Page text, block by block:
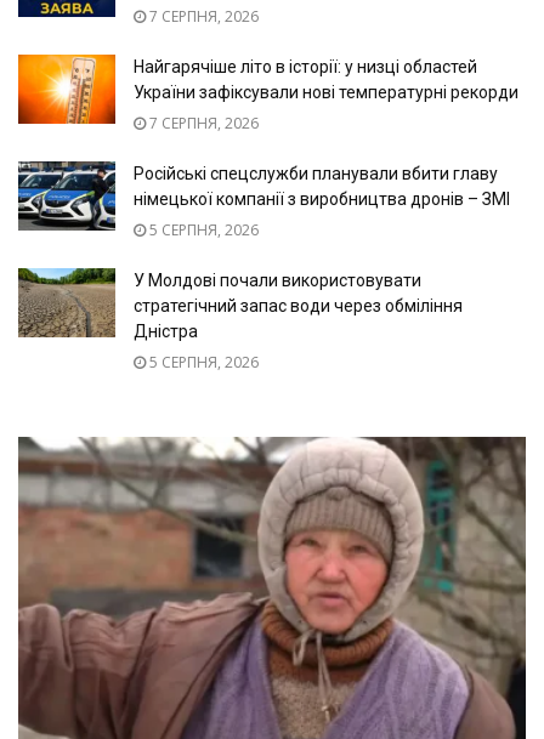
7 СЕРПНЯ, 2026
Найгарячіше літо в історії: у низці областей
України зафіксували нові температурні рекорди
7 СЕРПНЯ, 2026
Російські спецслужби планували вбити главу
німецької компанії з виробництва дронів – ЗМІ
5 СЕРПНЯ, 2026
У Молдові почали використовувати
стратегічний запас води через обміління
Дністра
5 СЕРПНЯ, 2026